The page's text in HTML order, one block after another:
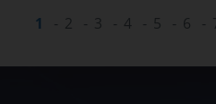
1 2 3 4 5 6